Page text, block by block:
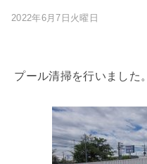
2022年6月7日火曜日
プール清掃を行いました。